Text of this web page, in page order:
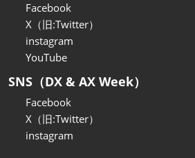
Facebook
X（旧:Twitter）
instagram
YouTube
SNS（DX & AX Week）
Facebook
X（旧:Twitter）
instagram